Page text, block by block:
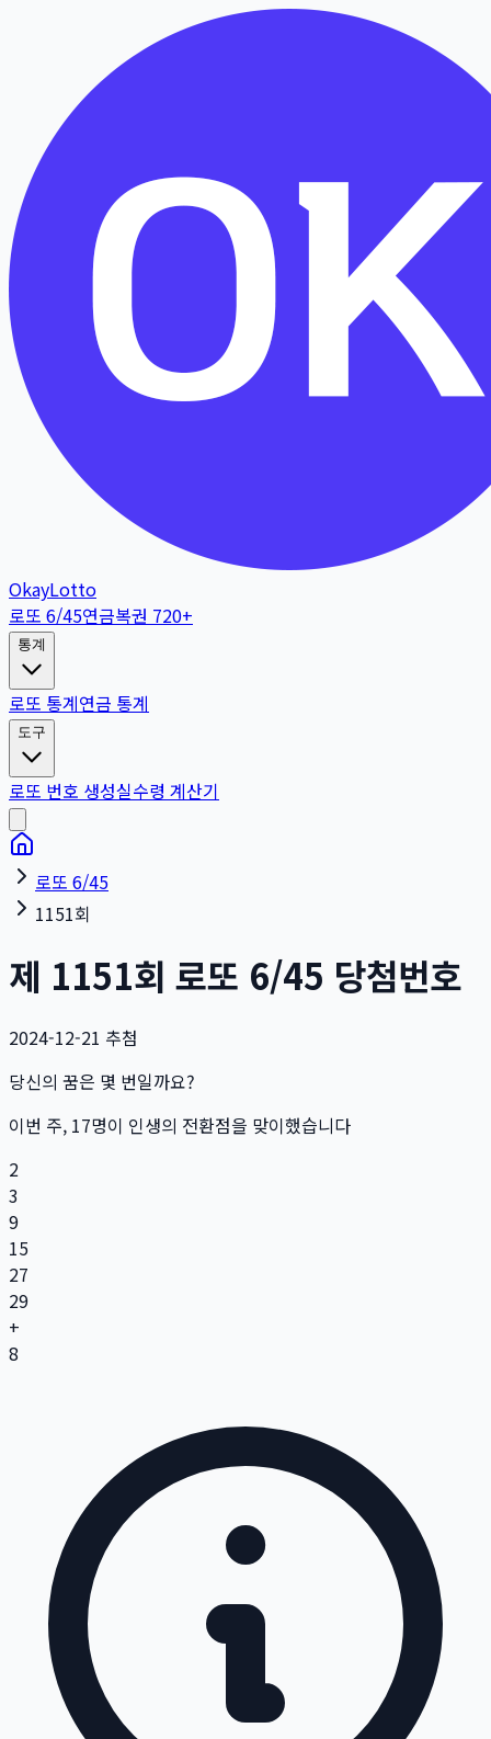
OkayLotto
로또 6/45연금복권 720+
통계
로또 통계연금 통계
도구
로또 번호 생성실수령 계산기
로또 6/45
1151회
제 1151회 로또 6/45 당첨번호
2024-12-21 추첨
당신의 꿈은 몇 번일까요?
이번 주, 17명이 인생의 전환점을 맞이했습니다
2
3
9
15
27
29
+
8